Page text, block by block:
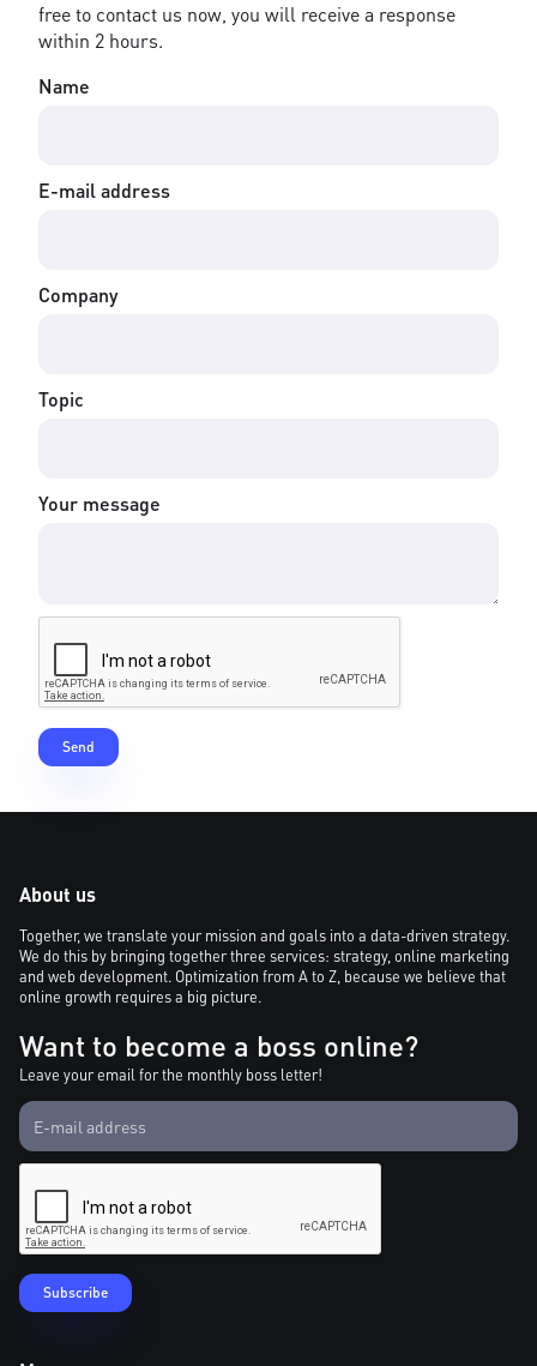
free to contact us now, you will receive a response
within 2 hours.
Name
E-mail address
Company
Topic
Your message
About us
Together, we translate your mission and goals into a data-driven strategy.
We do this by bringing together three services: strategy, online marketing
and web development. Optimization from A to Z, because we believe that
online growth requires a big picture.
Want to become a boss online?
Leave your email for the monthly boss letter!